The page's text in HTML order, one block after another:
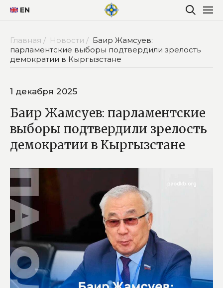
EN
Главная / Новости / Баир Жамсуев:
парламентские выборы подтвердили зрелость
демократии в Кыргызстане
1 декабря 2025
Баир Жамсуев: парламентские
выборы подтвердили зрелость
демократии в Кыргызстане